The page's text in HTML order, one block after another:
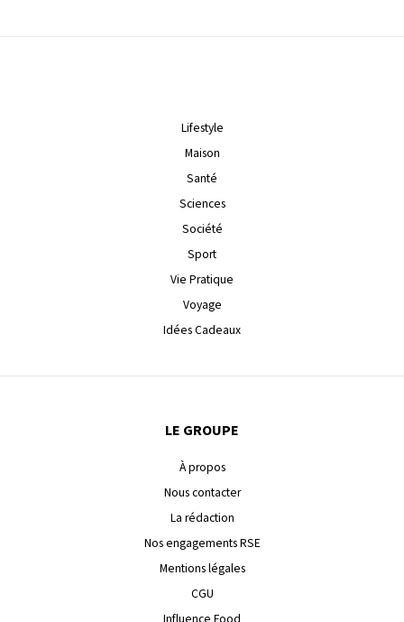
Lifestyle
Maison
Santé
Sciences
Société
Sport
Vie Pratique
Voyage
Idées Cadeaux
LE GROUPE
À propos
Nous contacter
La rédaction
Nos engagements RSE
Mentions légales
CGU